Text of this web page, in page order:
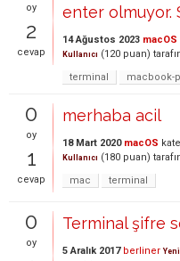
oy
2
cevap
enter olmuyor.
14 Ağustos 2023 macOS
Kullanıcı (120 puan)
terminal
macbook-
0
oy
1
cevap
merhaba acil
18 Mart 2020 macOS
Kullanıcı (180 puan)
mac
terminal
0
oy
Terminal şifre
5 Aralık 2017 berliner